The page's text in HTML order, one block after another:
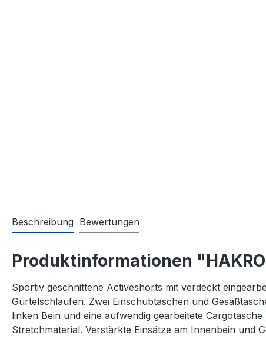
Beschreibung Bewertungen
Produktinformationen
Sportiv geschnittene Activeshorts mit verdeckt
Gürtelschlaufen. Zwei Einschubtaschen und
linken Bein und eine aufwendig gearbeitete
Stretchmaterial. Verstärkte Einsätze am Innenbein und